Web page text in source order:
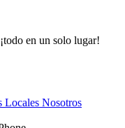
en un solo lugar!
Locales Nosotros